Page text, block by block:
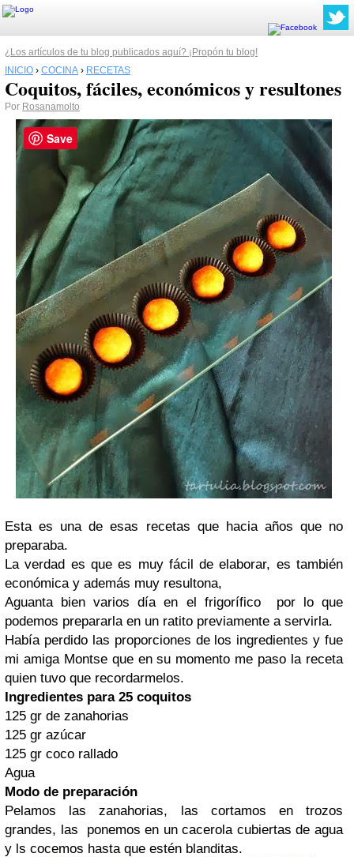
¿Los artículos de tu blog publicados aquí? ¡Propón tu blog!
INICIO › COCINA › RECETAS
Coquitos, fáciles, económicos y resultones
Por Rosanamolto
Esta es una de esas recetas que hacia años que no
preparaba.
La verdad es que es muy fácil de elaborar, es también
económica y además muy resultona,
Aguanta bien varios día en el frigorífico por lo que
podemos prepararla en un ratito previamente a servirla.
Había perdido las proporciones de los ingredientes y fue
mi amiga Montse que en su momento me paso la receta
quien tuvo que recordarmelos.
Ingredientes para 25 coquitos
125 gr de zanahorias
125 gr azúcar
125 gr coco rallado
Agua
Modo de preparación
Pelamos las zanahorias, las cortamos en trozos
grandes, las ponemos en un cacerola cubiertas de agua
y ls cocemos hasta que estén blanditas.
Save